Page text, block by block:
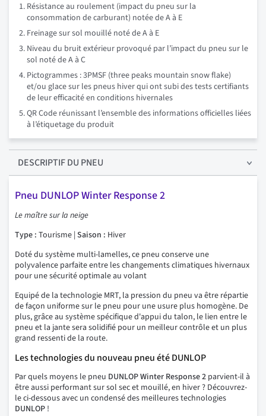
Résistance au roulement (impact du pneu sur la
consommation de carburant) notée de A à E
Freinage sur sol mouillé noté de A à E
Niveau du bruit extérieur provoqué par l’impact du pneu sur le
sol noté de A à C
Pictogrammes : 3PMSF (three peaks mountain snow flake)
et/ou glace sur les pneus hiver qui ont subi des tests certifiants
de leur efficacité en conditions hivernales
QR Code réunissant l’ensemble des informations officielles liées
à l’étiquetage du produit
DESCRIPTIFDU PNEU
Pneu DUNLOP Winter Response 2
Le maître sur la neige
Type : Tourisme | Saison : Hiver
Doté du système multi-lamelles, ce pneu conserve une
polyvalence parfaite entre les changements climatiques hivernaux
pour une sécurité optimale au volant
Equipé de la technologie MRT, la pression du pneu va être répartie
de façon uniforme sur le pneu pour une usure plus homogène. De
plus, grâce au système spécifique d'appui du talon, le lien entre le
pneu et la jante sera solidifié pour un meilleur contrôle et un plus
grand ressenti de la route.
Les technologies du nouveau pneu été DUNLOP
Par quels moyens le pneu DUNLOP Winter Response 2 parvient-il à
être aussi performant sur sol sec et mouillé, en hiver ? Découvrez-
le ci-dessous avec un condensé des meilleures technologies
DUNLOP !